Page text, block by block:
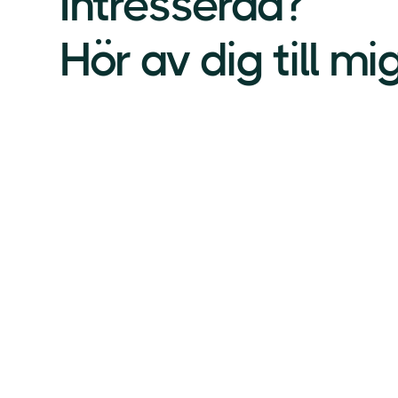
Hör av dig till